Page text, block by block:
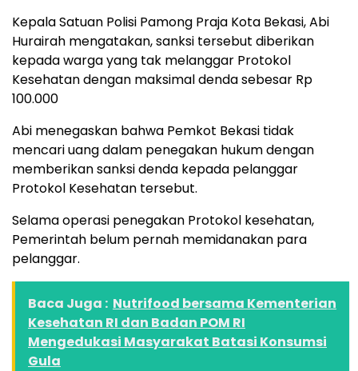
Kepala Satuan Polisi Pamong Praja Kota Bekasi, Abi
Hurairah mengatakan, sanksi tersebut diberikan
kepada warga yang tak melanggar Protokol
Kesehatan dengan maksimal denda sebesar Rp
100.000
Abi menegaskan bahwa Pemkot Bekasi tidak
mencari uang dalam penegakan hukum dengan
memberikan sanksi denda kepada pelanggar
Protokol Kesehatan tersebut.
Selama operasi penegakan Protokol kesehatan,
Pemerintah belum pernah memidanakan para
pelanggar.
Baca Juga : Nutrifood bersama Kementerian
Kesehatan RI dan Badan POM RI
Mengedukasi Masyarakat Batasi Konsumsi
Gula